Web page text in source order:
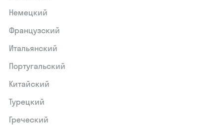
Немецкий
Французский
Итальянский
Португальский
Китайский
Турецкий
Греческий